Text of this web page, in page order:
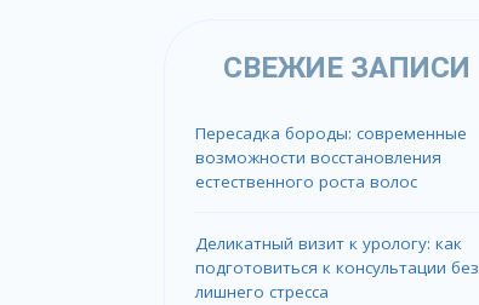
СВЕЖИЕ ЗАПИСИ
Пересадка бороды: современные
возможности восстановления
естественного роста волос
Деликатный визит к урологу: как
подготовиться к консультации без
лишнего стресса